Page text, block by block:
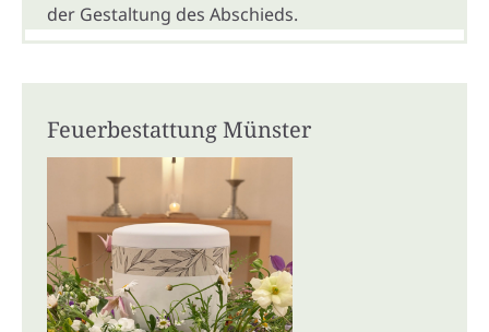
der Gestaltung des Abschieds.
Feuerbestattung Münster